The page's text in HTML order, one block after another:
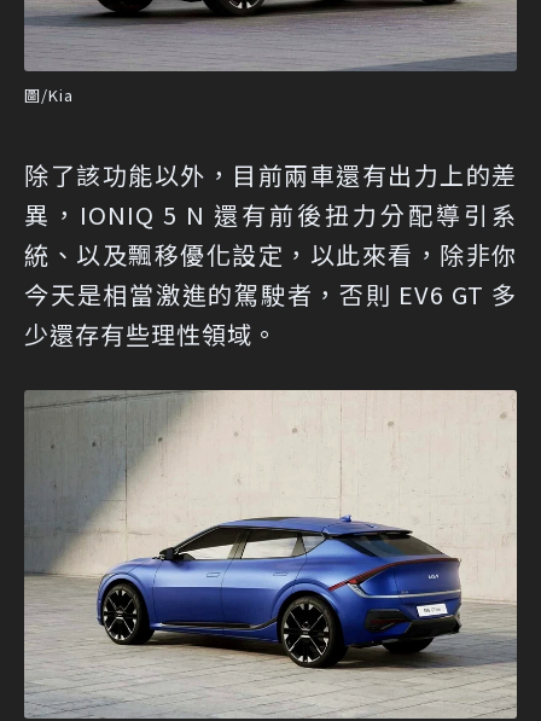
圖/Kia
除了該功能以外，目前兩車還有出力上的差
異，IONIQ 5 N 還有前後扭力分配導引系
統、以及飄移優化設定，以此來看，除非你
今天是相當激進的駕駛者，否則 EV6 GT 多
少還存有些理性領域。